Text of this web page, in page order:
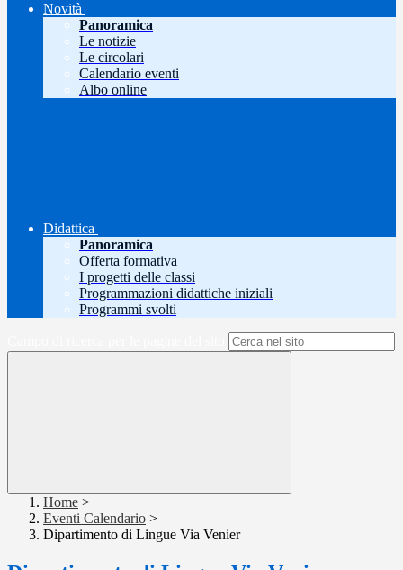
Novità
Panoramica
Le notizie
Le circolari
Calendario eventi
Albo online
Didattica
Panoramica
Offerta formativa
I progetti delle classi
Programmazioni didattiche iniziali
Programmi svolti
Home >
Eventi Calendario >
Dipartimento di Lingue Via Venier